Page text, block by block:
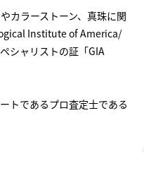
カラーストーン、真珠に関
Institute of America/
シャリストの証「GIA
トであるプロ査定士である